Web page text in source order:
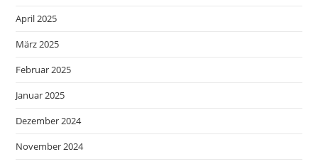
April 2025
März 2025
Februar 2025
Januar 2025
Dezember 2024
November 2024